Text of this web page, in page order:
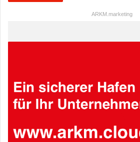
ARKM.marketing